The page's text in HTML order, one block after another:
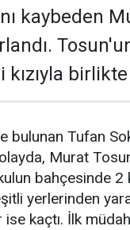
kaybeden
kızıyla
bulunan Tufan
Murat
bahçesinde 2
yerlerinden
ise kaçtı. İlk